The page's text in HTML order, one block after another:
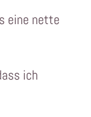
eine nette
ich